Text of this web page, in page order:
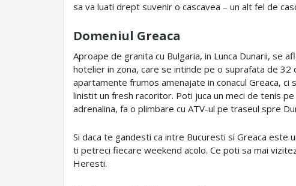
sa va luati drept suvenir o cascavea – un alt fel de
Domeniul Greaca
Aproape de granita cu Bulgaria, in Lunca Dunarii, se
hotelier in zona, care se intinde pe o suprafata de
apartamente frumos amenajate in conacul Greaca, ci
linistit un fresh racoritor. Poti juca un meci de tenis
adrenalina, fa o plimbare cu ATV-ul pe traseul spre
Si daca te gandesti ca intre Bucuresti si Greaca este
ti petreci fiecare weekend acolo. Ce poti sa mai
Heresti.